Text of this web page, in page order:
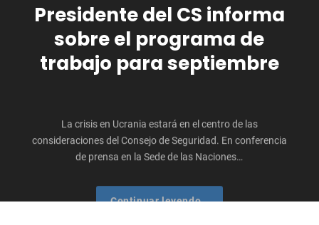
Presidente del CS informa
sobre el programa de
trabajo para septiembre
de prensa en la Sede de las Naciones…
Continuar leyendo…Presidente